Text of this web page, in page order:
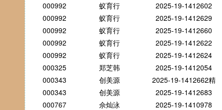
000992
蚁育行
2025-19-1412602
000992
蚁育行
2025-19-1412629
000992
蚁育行
2025-19-1412660
000992
蚁育行
2025-19-1412622
000992
蚁育行
2025-19-1412624
000325
郑芝韩
2025-19-1412054
000343
创美源
2025-19-1412662精
000343
创美源
2025-19-1412683
000767
佘灿泳
2025-19-1410978